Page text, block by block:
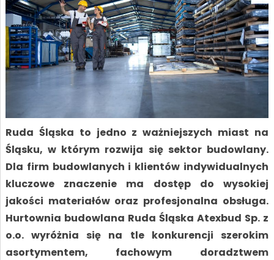
Ruda Śląska to jedno z ważniejszych miast na
Śląsku, w którym rozwija się sektor budowlany.
Dla firm budowlanych i klientów indywidualnych
kluczowe znaczenie ma dostęp do wysokiej
jakości materiałów oraz profesjonalna obsługa.
Hurtownia budowlana Ruda Śląska Atexbud Sp. z
o.o. wyróżnia się na tle konkurencji szerokim
asortymentem, fachowym doradztwem